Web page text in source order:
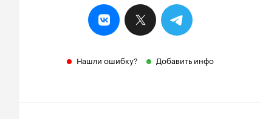
Нашли ошибку? Добавить инфо